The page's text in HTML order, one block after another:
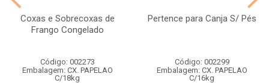
Coxas e Sobrecoxas de
Frango Congelado
Código: 002273
Embalagem: CX. PAPELAO
C/18kg
Pertence para Canja S/ Pés
Código: 002299
Embalagem: CX. PAPELAO
C/16kg